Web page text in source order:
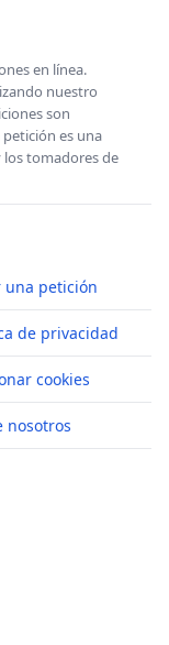
en línea.
nuestro
son
es una
los tomadores de
una petición
de privacidad
cookies
nosotros